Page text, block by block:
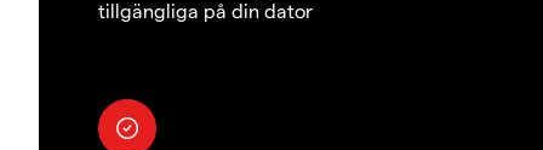
tillgängliga på din dator